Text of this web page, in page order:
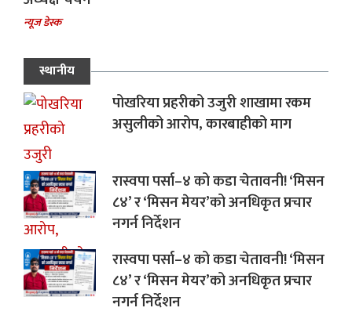
न्यूज डेस्क
स्थानीय
पोखरिया प्रहरीको उजुरी शाखामा रकम
असुलीको आरोप, कारबाहीको माग
रास्वपा पर्सा–४ को कडा चेतावनी! ‘मिसन
८४’ र ‘मिसन मेयर’को अनधिकृत प्रचार
नगर्न निर्देशन
रास्वपा पर्सा–४ को कडा चेतावनी! ‘मिसन
८४’ र ‘मिसन मेयर’को अनधिकृत प्रचार
नगर्न निर्देशन